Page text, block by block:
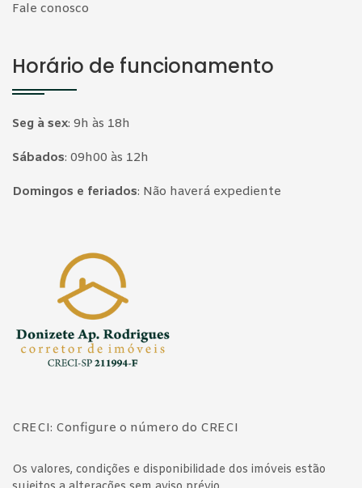
Fale conosco
Horário de funcionamento
Seg à sex: 9h às 18h
Sábados: 09h00 às 12h
Domingos e feriados: Não haverá expediente
CRECI: Configure o número do CRECI
Os valores, condições e disponibilidade dos imóveis estão